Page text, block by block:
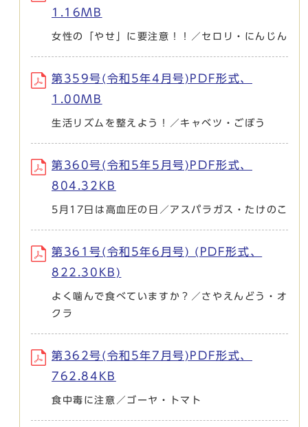
1.16MB
女性の「やせ」に要注意！！／セロリ・にんじん
第359号(令和5年4月号)PDF形式、
1.00MB
生活リズムを整えよう！／キャベツ・ごぼう
第360号(令和5年5月号)PDF形式、
804.32KB
5月17日は高血圧の日／アスパラガス・たけのこ
第361号(令和5年6月号) (PDF形式、
822.30KB)
よく噛んで食べていますか？／さやえんどう・オ
クラ
第362号(令和5年7月号)PDF形式、
762.84KB
食中毒に注意／ゴーヤ・トマト